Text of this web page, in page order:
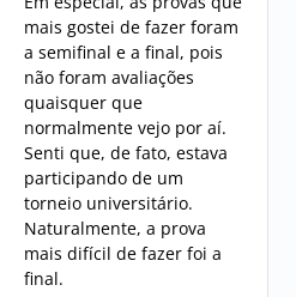
mais gostei de fazer foram
a semifinal e a final, pois
não foram avaliações
quaisquer que
normalmente vejo por aí.
Senti que, de fato, estava
participando de um
torneio universitário.
Naturalmente, a prova
mais difícil de fazer foi a
final.